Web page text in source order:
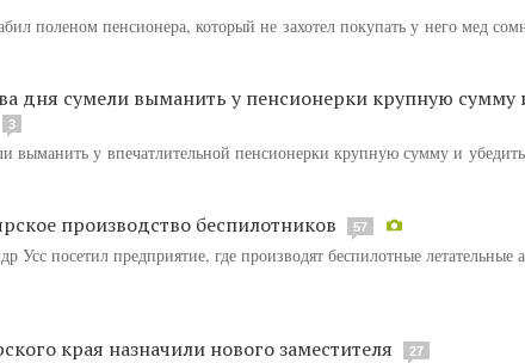
поленом пенсионера, который не захотел покупать у него мед
дня сумели выманить у пенсионерки крупную сумму
3
у впечатлительной пенсионерки крупную сумму и убедить
производство беспилотников 57
Усс посетил предприятие, где производят беспилотные летательные
края назначили нового заместителя 27